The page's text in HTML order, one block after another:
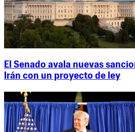
El Senado avala nuevas
Irán con un proyecto de ley